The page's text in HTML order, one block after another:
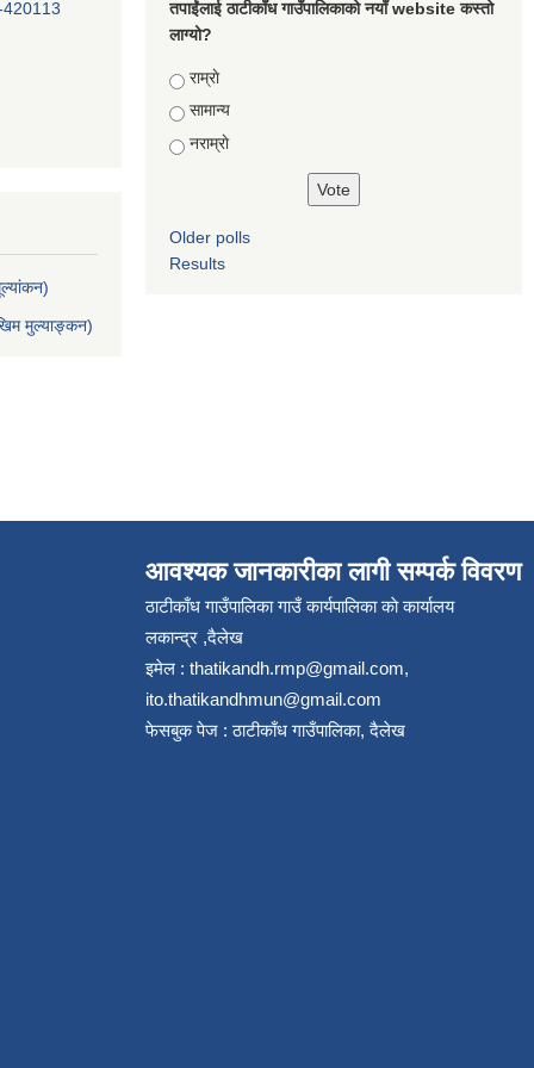
मुल्याङ्कन)
तपाईंलाई ठाटीकाँध गाउँपालिकाको नयाँ website कस्तो
लाग्यो?
Choices
राम्राे
सामान्य
नराम्राे
Older polls
Results
आवश्यक जानकारीका लागी सम्पर्क विवरण
ठाटीकाँध गाउँपालिका गाउँ कार्यपालिका काे कार्यालय
लकान्द्र ,दैलेख
इमेल : thatikandh.rmp@gmail.com,
ito.thatikandhmun@gmail.com
फेसबुक पेज : ठाटीकाँध गाउँपालिका, दैलेख